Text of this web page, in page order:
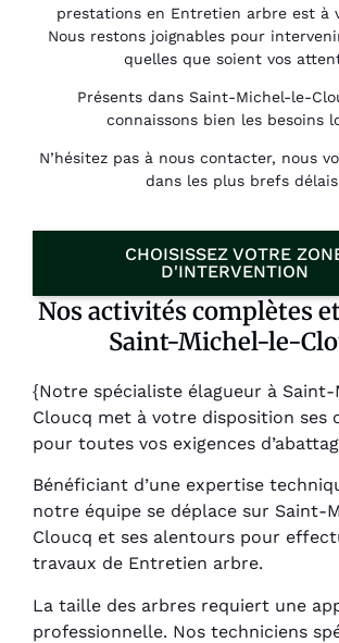
prestations en Entretien arbre est à
Nous restons joignables pour
quelles que soient vos
Présents dans Saint-Michel-le-
connaissons bien les besoins
N’hésitez pas à nous contacter, nous
dans les plus brefs
CHOISISSEZ VOTRE
D'INTERVENTION
Nos activités complètes
Saint-Michel-le-
{Notre spécialiste élagueur à
Cloucq met à votre disposition ses
pour toutes vos exigences
Bénéficiant d’une expertise
notre équipe se déplace sur Saint-
Cloucq et ses alentours pour
travaux de Entretien arbre.
La taille des arbres requiert une
professionnelle. Nos techniciens